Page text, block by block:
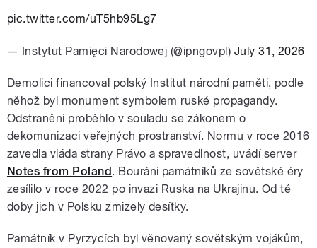
pic.twitter.com/uT5hb95Lg7
— Instytut Pamięci Narodowej (@ipngovpl) July 31, 2026
Demolici financoval polský Institut národní paměti, podle
něhož byl monument symbolem ruské propagandy.
Odstranění proběhlo v souladu se zákonem o
dekomunizaci veřejných prostranství. Normu v roce 2016
zavedla vláda strany Právo a spravedlnost, uvádí server
Notes from Poland. Bourání památníků ze sovětské éry
zesílilo v roce 2022 po invazi Ruska na Ukrajinu. Od té
doby jich v Polsku zmizely desítky.
Památník v Pyrzycích byl věnovaný sovětským vojákům,